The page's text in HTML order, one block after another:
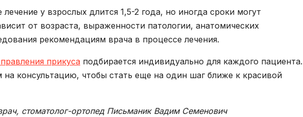
у взрослых длится 1,5-2 года, но иногда сроки могут
от возраста, выраженности патологии, анатомических
рекомендациям врача в процессе лечения.
прикуса подбирается индивидуально для каждого пациента.
на консультацию, чтобы стать еще на один шаг ближе к красивой
стоматолог-ортопед Письманик Вадим Семенович